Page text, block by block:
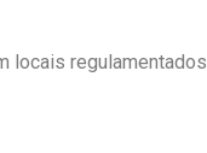
locais regulamentados